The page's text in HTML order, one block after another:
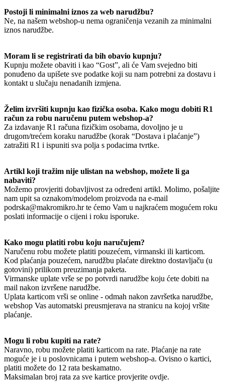
Postoji li minimalni iznos za web narudžbu?
Ne, na našem webshop-u nema ograničenja vezanih za minimalni
iznos narudžbe.
Moram li se registrirati da bih obavio kupnju?
Kupnju možete obaviti i kao “Gost”, ali će Vam svejedno biti
ponuđeno da upišete sve podatke koji su nam potrebni za dostavu i
kontakt u slučaju nenadanih izmjena.
Želim izvršiti kupnju kao fizička osoba. Kako mogu dobiti R1
račun za robu naručenu putem webshop-a?
Za izdavanje R1 računa fizičkim osobama, dovoljno je u
drugom/trećem koraku narudžbe (korak “Dostava i plaćanje”)
zatražiti R1 i ispuniti sva polja s podacima tvrtke.
Artikl koji tražim nije ulistan na webshop, možete li ga
nabaviti?
Možemo provjeriti dobavljivost za određeni artikl. Molimo, pošaljite
nam upit sa oznakom/modelom proizvoda na e-mail
podrska@makromikro.hr te ćemo Vam u najkraćem mogućem roku
poslati informacije o cijeni i roku isporuke.
Kako mogu platiti robu koju naručujem?
Naručenu robu možete platiti pouzećem, virmanski ili karticom.
Kod plaćanja pouzećem, narudžbu plaćate direktno dostavljaču (u
gotovini) prilikom preuzimanja paketa.
Virmanske uplate vrše se po potvrdi narudžbe koju ćete dobiti na
mail nakon izvršene narudžbe.
Uplata karticom vrši se online - odmah nakon završetka narudžbe,
webshop Vas automatski preusmjerava na stranicu na kojoj vršite
plaćanje.
Mogu li robu kupiti na rate?
Naravno, robu možete platiti karticom na rate. Plaćanje na rate
moguće je i u poslovnicama i putem webshop-a. Ovisno o kartici,
platiti možete do 12 rata beskamatno.
Maksimalan broj rata za sve kartice provjerite ovdje.